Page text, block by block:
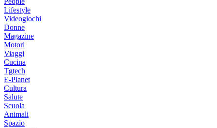
Lifestyle
Videogiochi
Donne
Magazine
Motori
Viaggi
Cucina
Tgtech
E-Planet
Cultura
Salute
Scuola
Animali
Spazio